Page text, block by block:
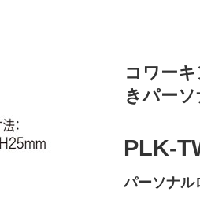
コワー
きパー
PLK-
パーソナル